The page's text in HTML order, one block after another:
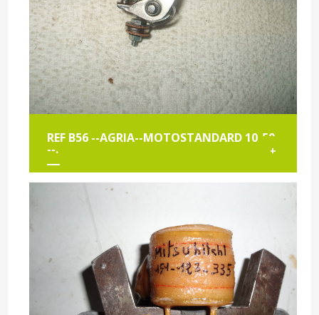
REF B56 --AGRIA--MOTOSTANDARD 10-50
--. +